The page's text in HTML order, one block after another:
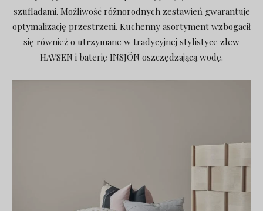
szufladami. Możliwość różnorodnych zestawień gwarantuje
optymalizację przestrzeni. Kuchenny asortyment wzbogacił
się również o utrzymane w tradycyjnej stylistyce zlew
HAVSEN i baterię INSJÖN oszczędzającą wodę.